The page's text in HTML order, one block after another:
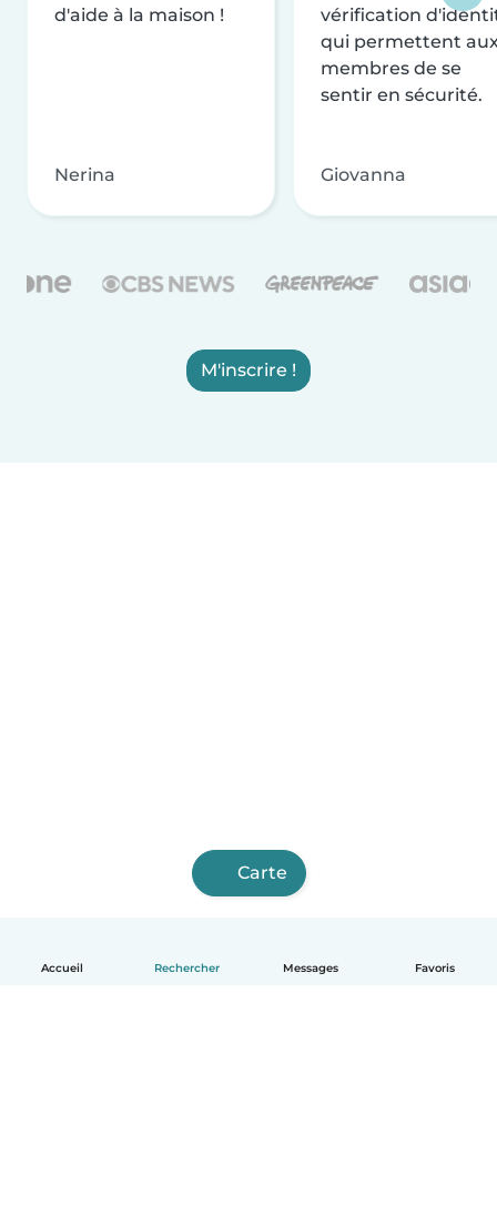
Accueil Rechercher Messages Favoris
d'aide à la maison !
Nerina
vérification
qui permettent
membres de se
sentir en sécurité.
Giovanna
M'inscrire !
Carte